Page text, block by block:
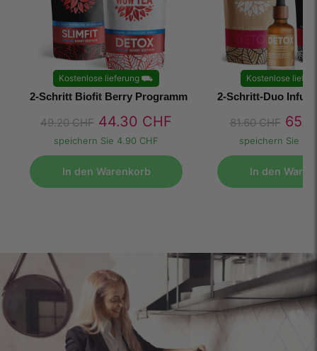
Kostenlose lieferung ⛟
2-Schritt Biofit Berry Programm
49.20CHF 44.30 CHF
speichern Sie 4.90 CHF
In den Warenkorb
Kostenlose
2-Schritt-Duo
81.60CHF
speichern Sie
In den